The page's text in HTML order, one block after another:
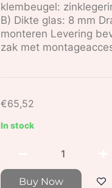
klembeugel:
B) Dikte glas: 8 mm
monteren Levering
zak met
€65,52
In stock
Buy Now